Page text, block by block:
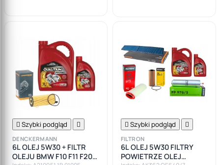
 Szybki podgląd 
DENCKERMANN
6L OLEJ 5W30 + FILTR
OLEJU BMW F10 F11 F20
 Szybki podgląd 
FILTRON
6L OLEJ 5W30 FILTRY
POWIETRZE OLEJ